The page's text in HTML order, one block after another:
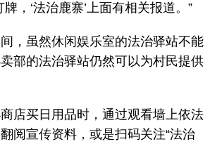
‘法治鹿寨’上面有相关报道。”
虽然休闲娱乐室的法治驿站不能
部的法治驿站仍然可以为村民提供
买日用品时，通过观看墙上依法
阅宣传资料，或是扫码关注“法治